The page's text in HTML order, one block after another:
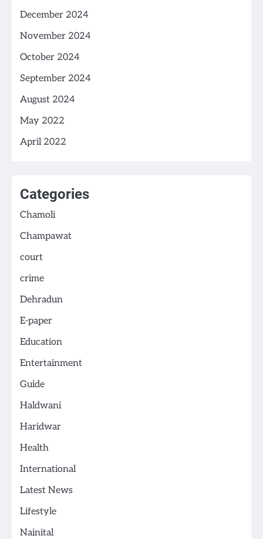
December 2024
November 2024
October 2024
September 2024
August 2024
May 2022
April 2022
Categories
Chamoli
Champawat
court
crime
Dehradun
E-paper
Education
Entertainment
Guide
Haldwani
Haridwar
Health
International
Latest News
Lifestyle
Nainital